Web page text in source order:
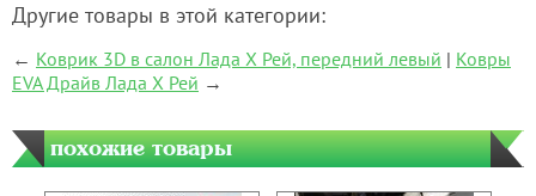
Другие товары в этой категории:
← Коврик 3D в салон Лада Х Рей, передний левый | Ковры
EVA Драйв Лада Х Рей →
похожие товары